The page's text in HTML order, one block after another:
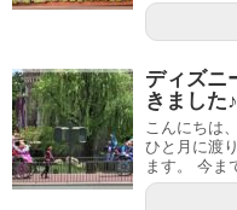
ディズニ
きました♪
こんにちは
ひと月に渡
ます。 今ま